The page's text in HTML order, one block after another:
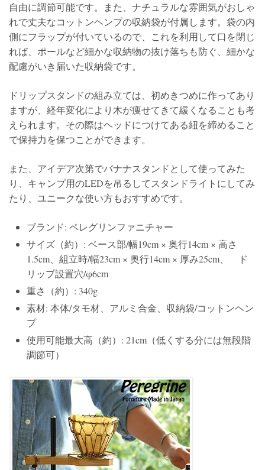
自由に調節可能です。また、ナチュラルな雰囲気がおしゃ
れで丈夫なコットンヘンプの収納袋が付属します。袋の内
側にフラップが付いているので、これを利用して口を閉じ
れば、ポールなど細かな収納物の抜け落ちも防ぐ、細かな
配慮がいき届いた収納袋です。
ドリップスタンドの組み立ては、初めきつめに作ってあり
ますが、経年変化により木が痩せてきて緩くなることも考
えられます。その際はヘッドにつけてある紐を締めること
で保持力を保つことができます。
また、アイデア次第でバナナスタンドとして使ってみた
り、キャンプ用のLEDを吊るしてスタンドライトにしてみ
たり、ユニークな使い方もおすすめです。
ブランド: ペレグリンファニチャー
サイズ（約）: ベース部/幅19cm × 奥行14cm × 高さ
1.5cm、組立時/幅23cm × 奥行14cm × 厚み25cm、 ド
リップ設置穴/φ6cm
重さ（約）: 340g
素材: 本体/タモ材、アルミ合金、収納袋/コットンヘン
プ
使用可能最大高（約）: 21cm（低くする分には無段階
調節可）